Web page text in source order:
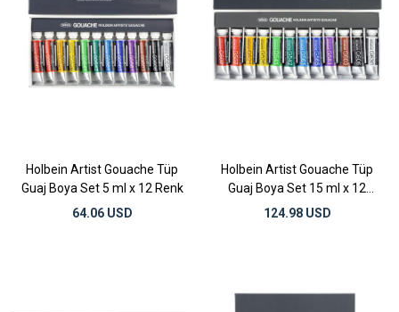
Holbein Artist Gouache Tüp
Guaj Boya Set 5 ml x 12 Renk
64.06 USD
Holbein Artist Gouache Tüp
Guaj Boya Set 15 ml x 12
Renk
124.98 USD